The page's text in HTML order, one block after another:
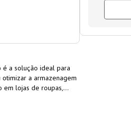
é a solução ideal para
a armazenagem
em lojas de roupas,
mecânicas, entre